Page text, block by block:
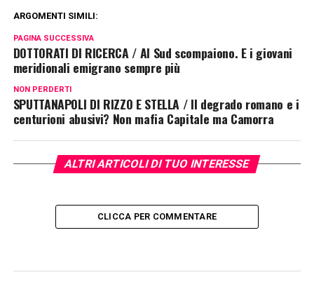
ARGOMENTI SIMILI:
PAGINA SUCCESSIVA
DOTTORATI DI RICERCA / Al Sud scompaiono. E i giovani
meridionali emigrano sempre più
NON PERDERTI
SPUTTANAPOLI DI RIZZO E STELLA / Il degrado romano e i
centurioni abusivi? Non mafia Capitale ma Camorra
ALTRI ARTICOLI DI TUO INTERESSE
CLICCA PER COMMENTARE